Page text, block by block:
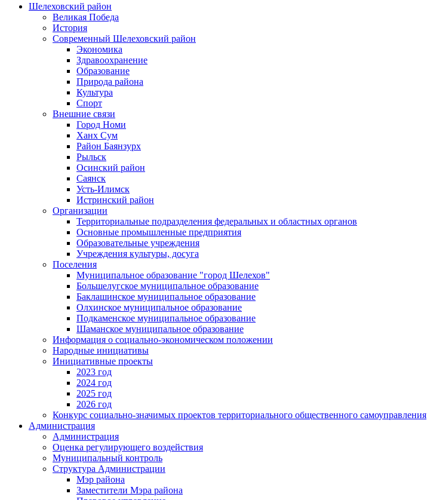
Шелеховский район
Великая Победа
История
Современный Шелеховский район
Экономика
Здравоохранение
Образование
Природа района
Культура
Спорт
Внешние связи
Город Номи
Ханх Сум
Район Баянзурх
Рыльск
Осинский район
Саянск
Усть-Илимск
Истринский район
Организации
Территориальные подразделения федеральных и областных органов
Основные промышленные предприятия
Образовательные учреждения
Учреждения культуры, досуга
Поселения
Муниципальное образование "город Шелехов"
Большелугское муниципальное образование
Баклашинское муниципальное образование
Олхинское муниципальное образование
Подкаменское муниципальное образование
Шаманское муниципальное образование
Информация о социально-экономическом положении
Народные инициативы
Инициативные проекты
2023 год
2024 год
2025 год
2026 год
Конкурс социально-значимых проектов территориального общественного самоуправления
Администрация
Администрация
Оценка регулирующего воздействия
Муниципальный контроль
Структура Администрации
Мэр района
Заместители Мэра района